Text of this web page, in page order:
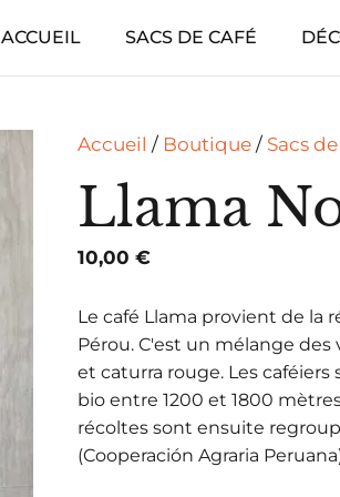
ACCUEIL SACS DE CAFÉ
Accueil / Boutique/ Sacs
Llama
10,00 €
Le café Llama provient de la
Pérou. C'est un mélange
et caturra rouge. Les
bio entre 1200 et 1800
récoltes sont ensuite
(Cooperación Agraria